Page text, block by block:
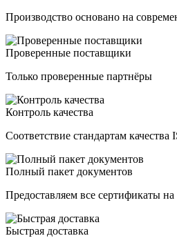
Производство основано на
Проверенные поставщики
Только проверенные партнёры
Контроль качества
Соответствие стандартам качества
Полный пакет документов
Предоставляем все сертификаты
Быстрая доставка